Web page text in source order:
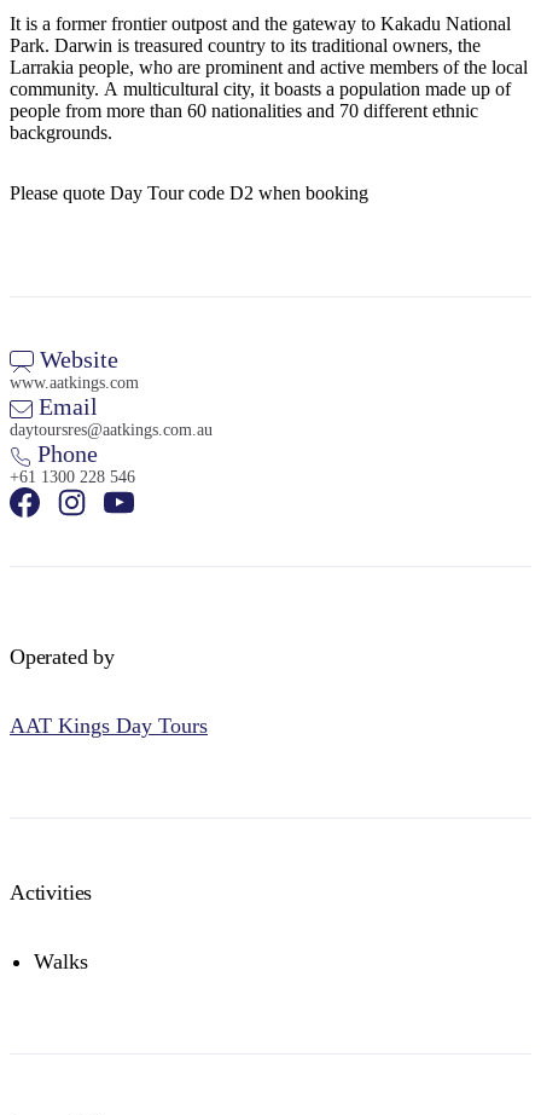
Cerca:
It is a former frontier outpost and the gateway to Kakadu National
Park. Darwin is treasured country to its traditional owners, the
Larrakia people, who are prominent and active members of the local
community. A multicultural city, it boasts a population made up of
people from more than 60 nationalities and 70 different ethnic
backgrounds.
Please quote Day Tour code D2 when booking
Website
www.aatkings.com
Email
daytoursres@aatkings.com.au
Phone
+61 1300 228 546
Operated by
AAT Kings Day Tours
Activities
Walks